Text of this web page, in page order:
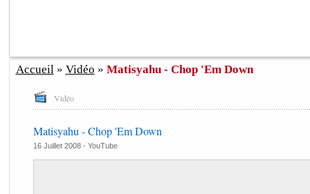
Accueil» Vidéo » Matisyahu - Chop 'Em Down
Vidéo
Matisyahu - Chop 'Em Down
16 Juillet 2008 - YouTube